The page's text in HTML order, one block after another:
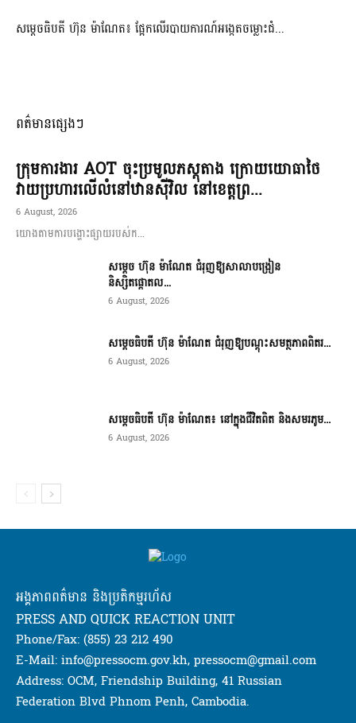
សម្តេចធិបតី ហ៊ុន ម៉ាណែត៖ ផ្អែកលើរបាយការណ៍អង្កេតចម្លោះជំ...
ពត៌មានផ្សេងៗ
ក្រុមការងារ AOT ចុះប្រមូលភស្តុតាង ក្រោយយោធាថៃ
វាយប្រហារលើលំនៅឋានស៊ីវិល នៅខេត្តព្រ...
6 August, 2026
យោងតាមការបង្ហោះផ្សាយរបស់ក...
សម្តេច ហ៊ុន ម៉ាណែត ជំរុញឱ្យសាលាបង្រៀន
និស្សិតផ្តោតល...
6 August, 2026
សម្តេចធិបតី ហ៊ុន ម៉ាណែត ជំរុញឱ្យបណ្តុះសមត្ថភាពពិតរ...
6 August, 2026
សម្តេចធិបតី ហ៊ុន ម៉ាណែត៖ នៅក្នុងជីវិតពិត និងសមរភូម...
6 August, 2026
អង្គភាពពត៌មាន និងប្រតិកម្មរហ័ស
PRESS AND QUICK REACTION UNIT
Phone/Fax: (855) 23 212 490
E-Mail: info@pressocm.gov.kh, pressocm@gmail.com
Address: OCM, Friendship Building, 41 Russian
Federation Blvd Phnom Penh, Cambodia.